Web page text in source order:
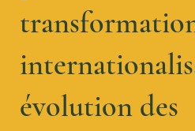
évolution des